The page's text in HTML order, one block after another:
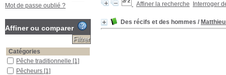
Affiner la recherche Interroger
Des récifs et des hommes /
Mot de passe oublié ?
Affiner ou comparer
Catégories
Pêche traditionnelle [1]
Pêcheurs [1]